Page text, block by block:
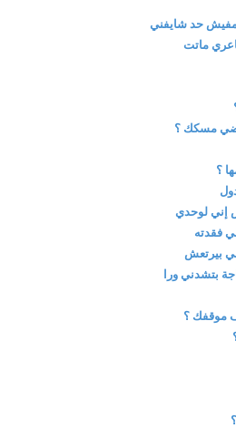
حد شايفني
ماتت
مسكك ؟
؟
إني لوحدي
فقدته
بيرتعش
بتشدني ورا
موقفك ؟